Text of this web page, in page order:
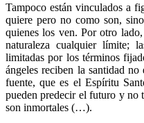
Tampoco están vinculados a
quiere pero no como son,
quienes los ven. Por otro
naturaleza cualquier límite;
limitadas por los términos
ángeles reciben la santidad
fuente, que es el Espíritu
pueden predecir el futuro y no
son inmortales (…).